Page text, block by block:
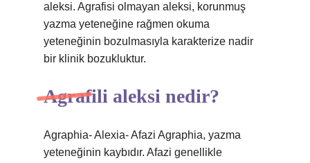
aleksi. Agrafisi olmayan aleksi, korunmuş
yazma yeteneğine rağmen okuma
yeteneğinin bozulmasıyla karakterize nadir
bir klinik bozukluktur.
Agrafili aleksi nedir?
Agraphia- Alexia- Afazi Agraphia, yazma
yeteneğinin kaybıdır. Afazi genellikle